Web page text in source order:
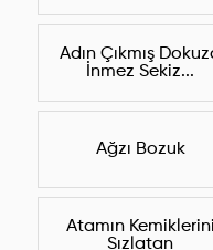
Adın Çıkmış
İnmez Sekiz...
Ağzı Bozuk
Atamın Kemiklerini
Sızlatan